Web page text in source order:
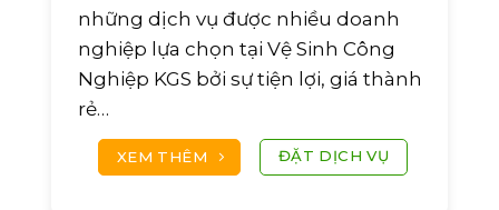
những dịch vụ được nhiều doanh
nghiệp lựa chọn tại Vệ Sinh Công
Nghiệp KGS bởi sự tiện lợi, giá thành
rẻ…
XEM THÊM ĐẶT DỊCH VỤ